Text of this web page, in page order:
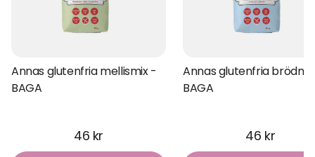
Annas glutenfria mellismix -
BAGA
46 kr
Annas glutenfria
BAGA
46 kr